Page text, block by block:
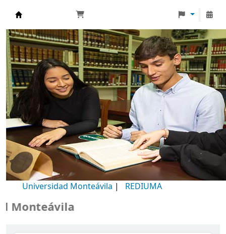
Biblioteca Universidad Monteávila
Universidad Monteávila | REDIUMA